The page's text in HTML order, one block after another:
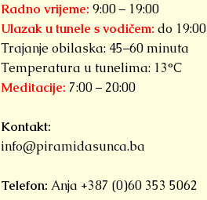
Radno vrijeme: 9:00 – 19:00
Ulazak u tunele s vodičem: do 19:00
Trajanje obilaska: 45–60 minuta
Temperatura u tunelima: 13°C
Meditacije: 7:00 – 20:00
Kontakt:
info@piramidasunca.ba
Telefon: Anja +387 (0)60 353 5062